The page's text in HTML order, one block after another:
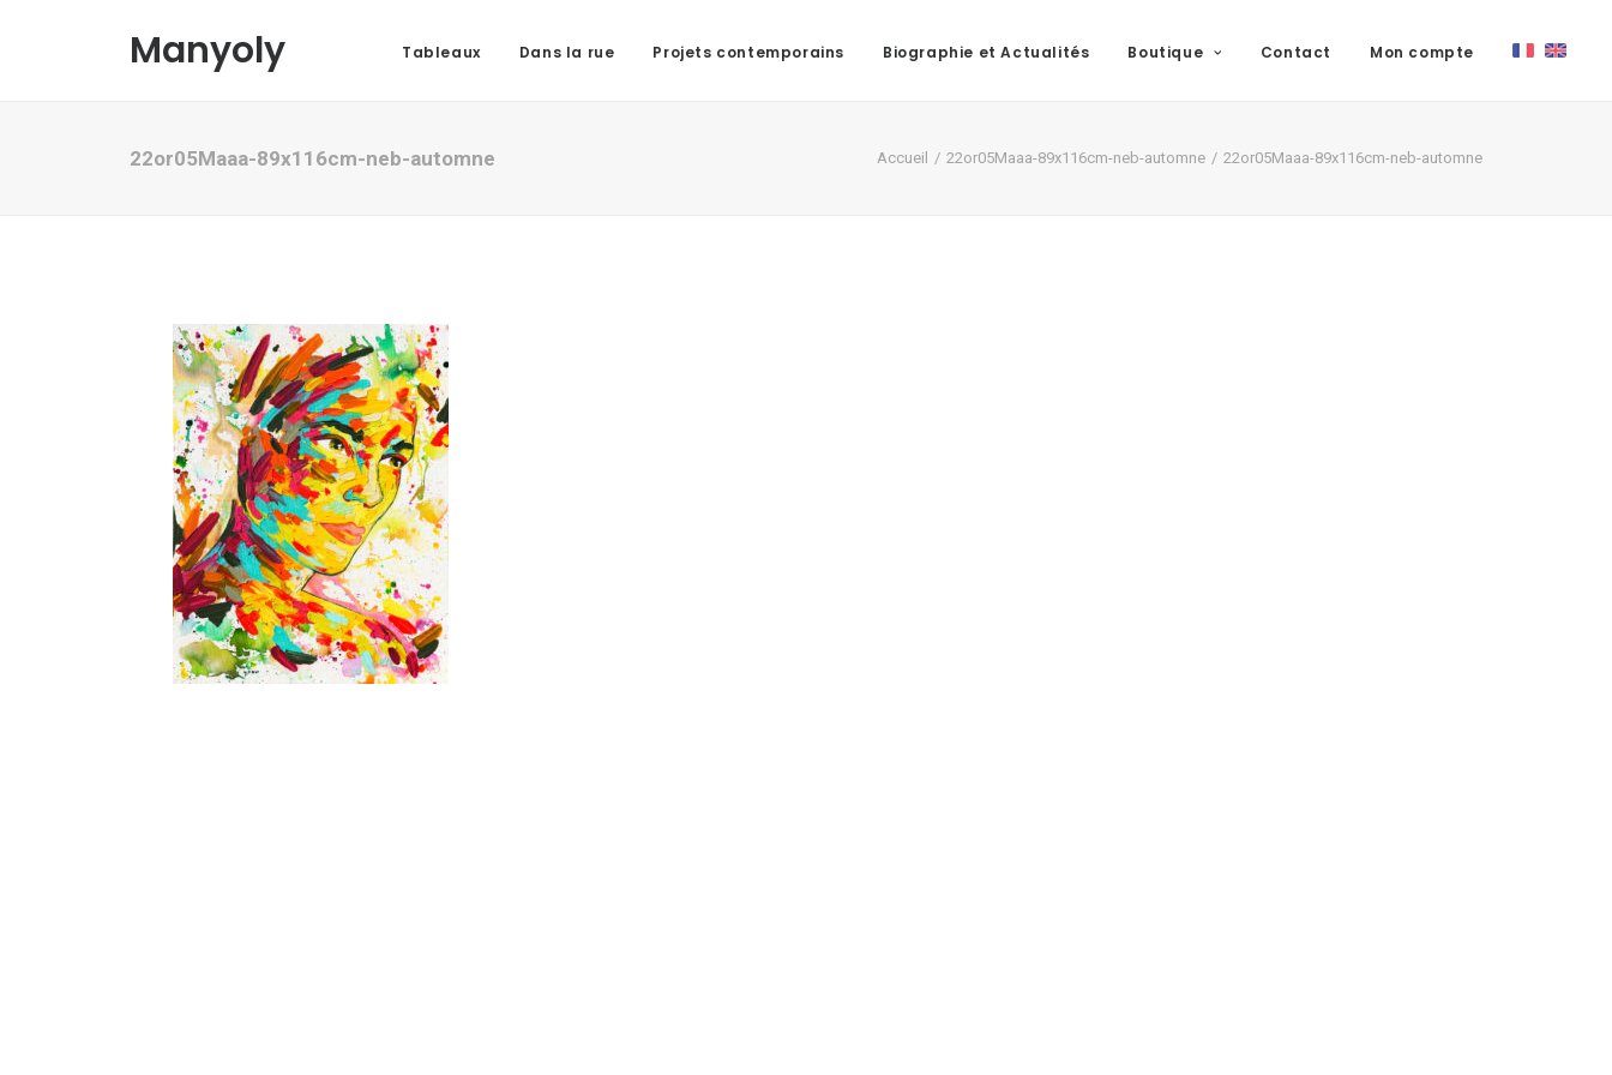
Manyoly Tableaux Dans la rue Projets contemporains Biographie et Actualités Boutique Contact Mon compte
22or05Maaa-89x116cm-neb-automne Accueil 22or05Maaa-89x116cm-neb-automne 22or05Maaa-89x116cm-neb-automne